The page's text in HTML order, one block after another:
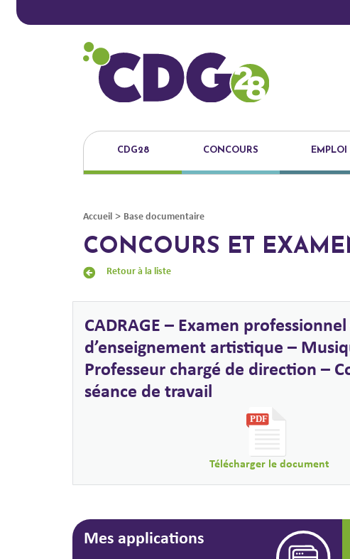
CDG28 CONCOURS EMPLOI
Accueil > Base documentaire
CONCOURS ET
Retour à la liste
CADRAGE – Examen
d’enseignement artistique –
Professeur chargé de direction –
séance de travail
Télécharger le document
Mes applications